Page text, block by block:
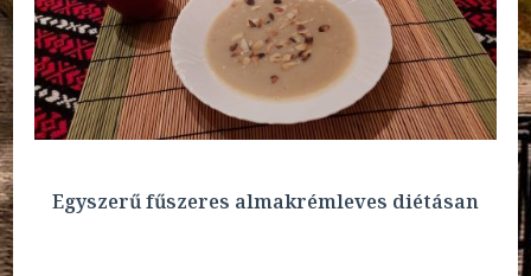
Egyszerű fűszeres almakrémleves diétásan